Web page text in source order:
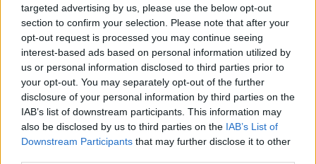
targeted advertising by us, please use the below opt-out
section to confirm your selection. Please note that after your
opt-out request is processed you may continue seeing
interest-based ads based on personal information utilized by
us or personal information disclosed to third parties prior to
your opt-out. You may separately opt-out of the further
disclosure of your personal information by third parties on the
IAB’s list of downstream participants. This information may
also be disclosed by us to third parties on the IAB’s List of
Downstream Participants that may further disclose it to other
Ranking de Tapón
Tapónno está entre los 500 artistas más apoyados
y visitados de esta semana.
¿Apoyar a Tapón?
22 1